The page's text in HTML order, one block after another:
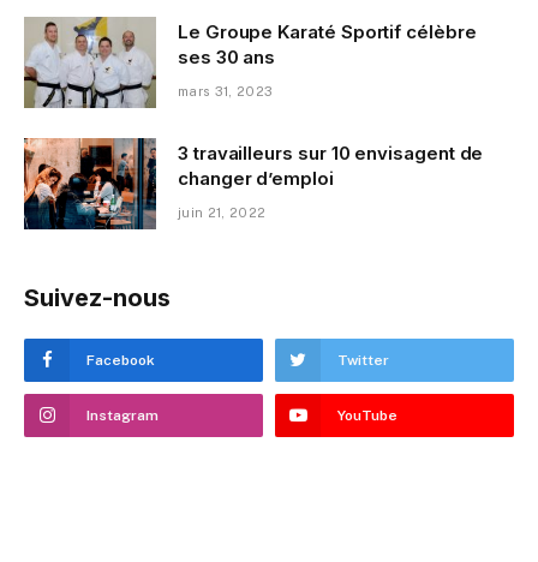
Le Groupe Karaté Sportif célèbre
ses 30 ans
mars 31, 2023
3 travailleurs sur 10 envisagent de
changer d’emploi
juin 21, 2022
Suivez-nous
Facebook Twitter
Instagram YouTube